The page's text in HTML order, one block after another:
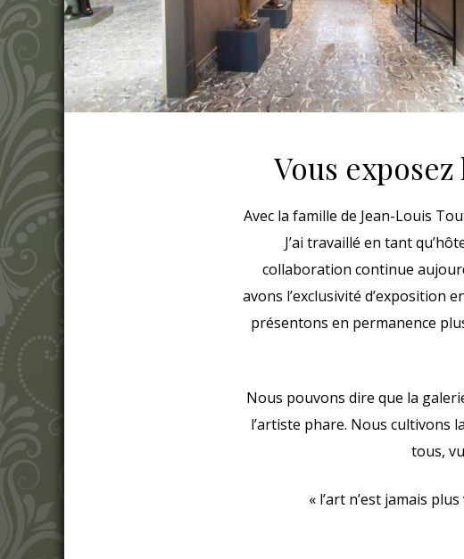
Vous
Avec la famille de Jean-Louis
J’ai travaillé en tant
collaboration continue
avons l’exclusivité d’exposition
présentons en permanence
Nous pouvons dire que la
l’artiste phare. Nous cultivons
tous,
« l’art n’est jamais